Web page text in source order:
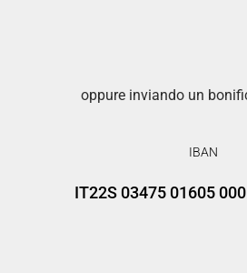
oppure inviando un
IBAN
IT22S 03475 01605